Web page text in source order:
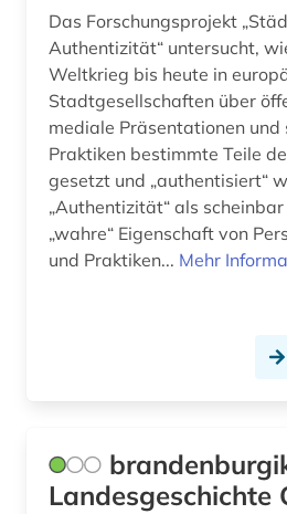
Das Forschungsprojekt
Authentizität“ untersucht,
Weltkrieg bis heute in
Stadtgesellschaften über
mediale Präsentationen
Praktiken bestimmte Teile
gesetzt und „authentisiert“
„Authentizität“ als scheinbar
„wahre“ Eigenschaft von
und Praktiken... Mehr
Landesgeschichte